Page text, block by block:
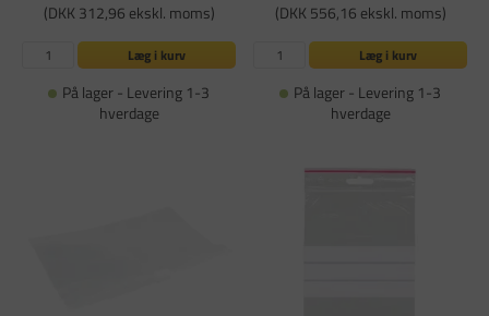
(DKK 312,96 ekskl. moms)
Læg i kurv
På lager - Levering 1-3
hverdage
(DKK 556,16 ekskl. moms)
Læg i kurv
På lager - Levering 1-3
hverdage